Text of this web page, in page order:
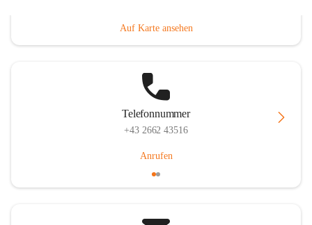
Auf Karte ansehen
Telefonnummer
+43 2662 43516
Anrufen